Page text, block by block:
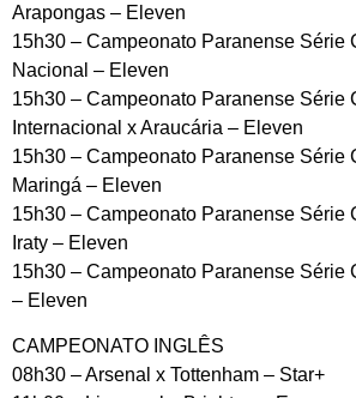
Arapongas – Eleven
15h30 – Campeonato Paranense Série
Nacional – Eleven
15h30 – Campeonato Paranense Série
Internacional x Araucária – Eleven
15h30 – Campeonato Paranense Série
Maringá – Eleven
15h30 – Campeonato Paranense Série
Iraty – Eleven
15h30 – Campeonato Paranense Série
– Eleven
CAMPEONATO INGLÊS
08h30 – Arsenal x Tottenham – Star+